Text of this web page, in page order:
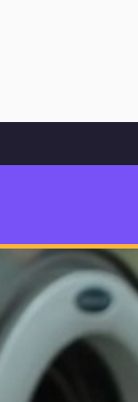
Hoppa till